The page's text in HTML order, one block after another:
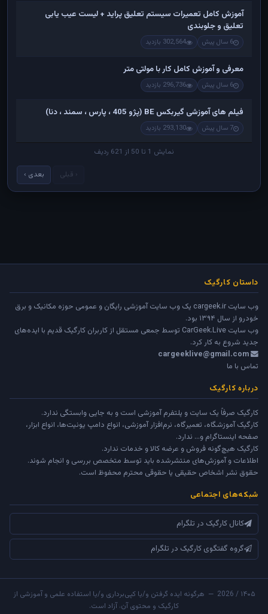
آموزش کامل تعمیرات سیستم تعلیق پراید + لیست عیب یابی
تعلیق و جلوبندی
6 سال پیش 302,564 بازدید
معرفی و آموزش کامل کار با مولتی متر
6 سال پیش 296,736 بازدید
فیلم های آموزشی گیربکس BE (پژو 405 ، پارس ، سمند ، دنا)
7 سال پیش 293,130 بازدید
نمایش 1 تا 50 از 621 ردیف
‹ قبلی بعدی ›
داستان کارگیک
وب سایت cargeek.ir یک وب سایت آموزشی رایگان و عمومی حوزه مکانیک و برق
خودرو از سال ۱۳۹۴ بود.
وب سایت CarGeek.Live توسط جمعی مستقل از کاربران کارگیک قدیم با ایده‌های
جدید شروع به کار کرد.
cargeeklive@gmail.com
تماس با ما
درباره کارگیک
کارگیک صرفاً یک سایت و پلتفرم آموزشی است و به جایی وابستگی ندارد.
کارگیک آموزشگاه، تعمیرگاه، نرم‌افزار آموزشی، انواع دامپ یونیت‌ها، انواع ابزار،
صفحه اینستاگرام و... ندارد.
کارگیک هیچ‌گونه فروش و عرضه کالا و خدمات ندارد.
اطلاعات و آموزش‌های منتشرشده باید توسط متخصص بررسی و انجام شوند.
حقوق نشر اشخاص حقیقی یا حقوقی محترم محفوظ است.
شبکه‌های اجتماعی
کانال کارگیک در تلگرام
گروه گفتگوی کارگیک در تلگرام
۱۴۰۵ / 2026 — هرگونه ایده گرفتن و/یا کپی‌برداری و/یا استفاده علمی و آموزشی از
کارگیک و محتوی آن، آزاد است.